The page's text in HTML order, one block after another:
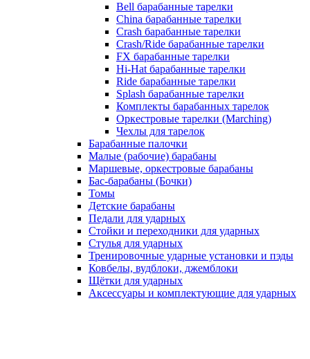
Bell барабанные тарелки
China барабанные тарелки
Crash барабанные тарелки
Crash/Ride барабанные тарелки
FX барабанные тарелки
Hi-Hat барабанные тарелки
Ride барабанные тарелки
Splash барабанные тарелки
Комплекты барабанных тарелок
Оркестровые тарелки (Marching)
Чехлы для тарелок
Барабанные палочки
Малые (рабочие) барабаны
Маршевые, оркестровые барабаны
Бас-барабаны (Бочки)
Томы
Детские барабаны
Педали для ударных
Стойки и переходники для ударных
Стулья для ударных
Тренировочные ударные установки и пэды
Ковбелы, вудблоки, джемблоки
Щётки для ударных
Аксесcуары и комплектующие для ударных